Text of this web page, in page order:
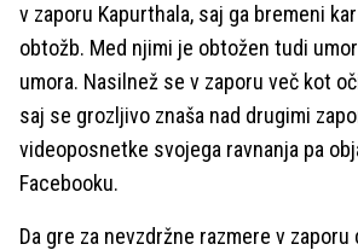
v zaporu Kapurthala, saj ga bremeni
obtožb. Med njimi je obtožen tudi
umora. Nasilnež se v zaporu več kot
saj se grozljivo znaša nad drugimi
videoposnetke svojega ravnanja pa
Facebooku.
Da gre za nevzdržne razmere v zaporu